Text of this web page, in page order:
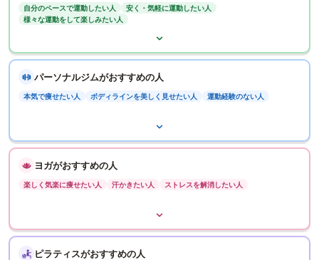
自分のペースで運動したい人
安く・気軽に運動したい人
様々な運動をして楽しみたい人
パーソナルジムがおすすめの人
本気で痩せたい人 ボディラインを美しく見せたい人 運動経験のない人
ヨガがおすすめの人
楽しく気楽に痩せたい人 汗かきたい人 ストレスを解消したい人
ピラティスがおすすめの人